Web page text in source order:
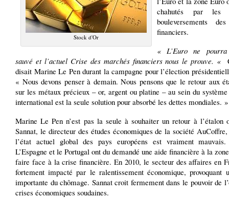
Stock d'Or
chahutés par les
bouleversements
financiers.
« L’Euro ne
sauvé et l’actuel Crise des marchés financiers nous le prouve. «
disait Marine Le Pen durant la campagne pour l’élection
« Nous devons penser à demain. Nous pensons que le retour aux
sur les métaux précieux – or, argent ou platine – au sein du
international est la seule solution pour absorbé les dettes mondiales. »
Marine Le Pen n’est pas la seule à souhaiter un retour à l’étalon
Sannat, le directeur des études économiques de la société AuCoffre,
l’état actuel global des pays européens est vraiment
L’Espagne et le Portugal ont du demandé une aide financière à la
faire face à la crise financière. En 2010, le secteur des affaires en
fortement impacté par le ralentissement économique, provoquant
importante du chômage. Sannat croit fermement dans le pouvoir de
crises économiques soudaines.